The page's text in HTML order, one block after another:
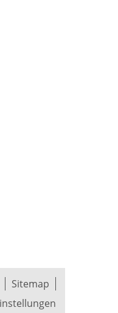
Sitemap